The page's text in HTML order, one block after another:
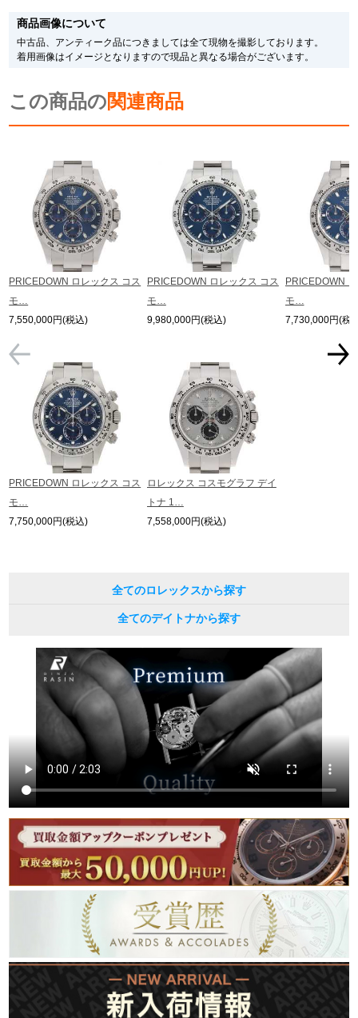
新宿店
買取サロン
WEBマガジン 買取ブログ
SNS・動画
For Overseas Customers
繁體中文 한국어
ภาษาไทย
商品画像について
中古品、アンティーク品につきましては全て現物を撮影しております。
着用画像はイメージとなりますので現品と異なる場合がございます。
この商品の関連商品
PRICEDOWN ロレックス コス
モ…
7,550,000円(税込)
PRICEDOWN ロレックス コス
モ…
7,750,000円(税込)
PRICEDOWN ロレックス コス
モ…
9,980,000円(税込)
ロレックス コスモグラフ デイ
トナ 1…
7,558,000円(税込)
PRICEDOWN
モ…
7,730,000円(税
全てのロレックスから探す
全てのデイトナから探す
メーカー保護シールの有無に個体差がございますのでご了承下さいませ。
また、メーカーにてマイナーチェンジがなされる場合がございますが、在庫品
の仕様で販売させていただきますので予めご了承の程お願いいたします。
尚、中古品、アンティーク品につきましては現品を撮影しております。
ます。
の掲載を控えております。
※当店では店頭販売も行っております為、サイトでのご注文と店頭処理との時
間差で在庫切れになる場合がございます。
予めご了承くださいませ。
また、ご来店にてご購入を希望される場合にも、事前に在庫の確認をお電話か
メールにてお問い合わせいただけますようお願いいたします。
※アンティーク品やユーズド品の場合、外装および内部機械に代替部品を使用
している場合がございます。
※表示の定価は、入荷時の価格となっております。
現在の定価と異なる場合がございますのでご了承くださいませ。